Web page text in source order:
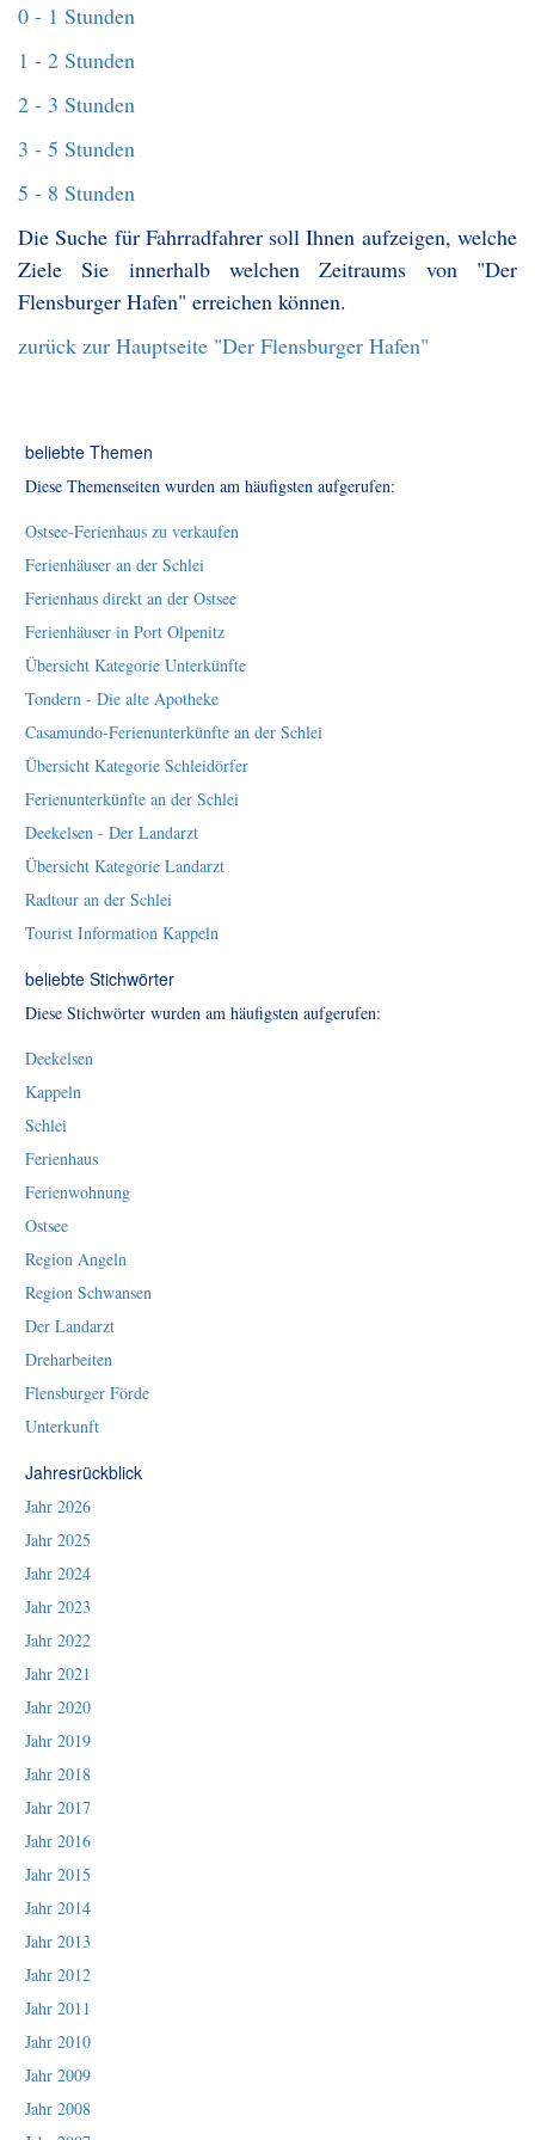
0 - 1 Stunden
1 - 2 Stunden
2 - 3 Stunden
3 - 5 Stunden
5 - 8 Stunden
Die Suche für Fahrradfahrer soll Ihnen aufzeigen, welche
Ziele Sie innerhalb welchen Zeitraums von "Der
Flensburger Hafen" erreichen können.
zurück zur Hauptseite "Der Flensburger Hafen"
beliebte Themen
Diese Themenseiten wurden am häufigsten aufgerufen:
Ostsee-Ferienhaus zu verkaufen
Ferienhäuser an der Schlei
Ferienhaus direkt an der Ostsee
Ferienhäuser in Port Olpenitz
Übersicht Kategorie Unterkünfte
Tondern - Die alte Apotheke
Casamundo-Ferienunterkünfte an der Schlei
Übersicht Kategorie Schleidörfer
Ferienunterkünfte an der Schlei
Deekelsen - Der Landarzt
Übersicht Kategorie Landarzt
Radtour an der Schlei
Tourist Information Kappeln
beliebte Stichwörter
Diese Stichwörter wurden am häufigsten aufgerufen:
Deekelsen
Kappeln
Schlei
Ferienhaus
Ferienwohnung
Ostsee
Region Angeln
Region Schwansen
Der Landarzt
Dreharbeiten
Flensburger Förde
Unterkunft
Jahresrückblick
Jahr 2026
Jahr 2025
Jahr 2024
Jahr 2023
Jahr 2022
Jahr 2021
Jahr 2020
Jahr 2019
Jahr 2018
Jahr 2017
Jahr 2016
Jahr 2015
Jahr 2014
Jahr 2013
Jahr 2012
Jahr 2011
Jahr 2010
Jahr 2009
Jahr 2008